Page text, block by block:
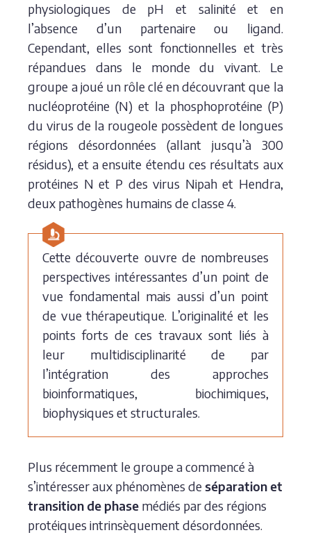
physiologiques de pH et salinité et en
l’absence d’un partenaire ou ligand.
Cependant, elles sont fonctionnelles et très
répandues dans le monde du vivant. Le
groupe a joué un rôle clé en découvrant que la
nucléoprotéine (N) et la phosphoprotéine (P)
du virus de la rougeole possèdent de longues
régions désordonnées (allant jusqu’à 300
résidus), et a ensuite étendu ces résultats aux
protéines N et P des virus Nipah et Hendra,
deux pathogènes humains de classe 4.
Cette découverte ouvre de nombreuses
perspectives intéressantes d’un point de
vue fondamental mais aussi d’un point
de vue thérapeutique. L’originalité et les
points forts de ces travaux sont liés à
leur multidisciplinarité de par
l’intégration des approches
bioinformatiques, biochimiques,
biophysiques et structurales.
Plus récemment le groupe a commencé à
s’intéresser aux phénomènes de séparation et
transition de phase médiés par des régions
protéiques intrinsèquement désordonnées.